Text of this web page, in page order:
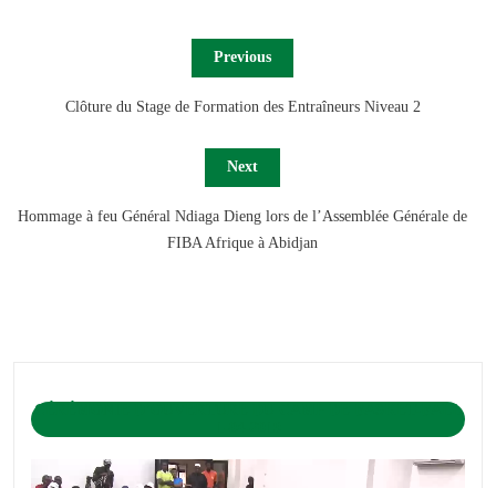
Previous
Clôture du Stage de Formation des Entraîneurs Niveau 2
Next
Hommage à feu Général Ndiaga Dieng lors de l’Assemblée Générale de
FIBA Afrique à Abidjan
CÉRÉMONIE D’OUVERTURE DU CAMP DE BASKET-BALL
Lecteur